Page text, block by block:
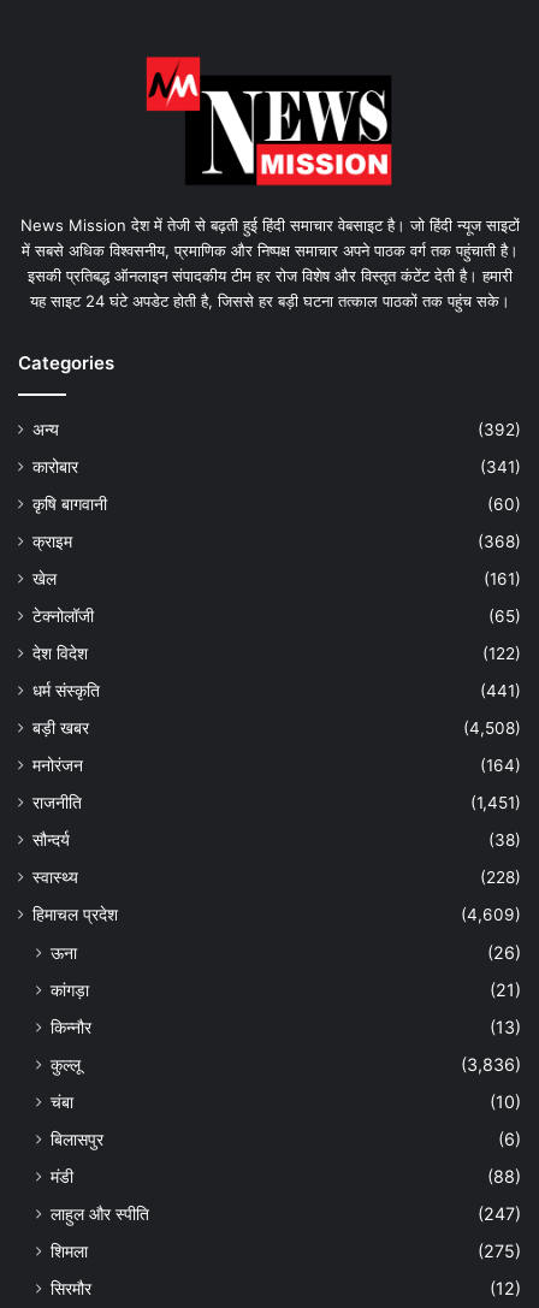
News Mission देश में तेजी से बढ़ती हुई हिंदी समाचार वेबसाइट है। जो हिंदी न्यूज साइटों
में सबसे अधिक विश्वसनीय, प्रमाणिक और निष्पक्ष समाचार अपने पाठक वर्ग तक पहुंचाती है।
इसकी प्रतिबद्ध ऑनलाइन संपादकीय टीम हर रोज विशेष और विस्तृत कंटेंट देती है। हमारी
यह साइट 24 घंटे अपडेट होती है, जिससे हर बड़ी घटना तत्काल पाठकों तक पहुंच सके।
Categories
अन्य
(392)
कारोबार
(341)
कृषि बागवानी
(60)
क्राइम
(368)
खेल
(161)
टेक्नोलॉजी
(65)
देश विदेश
(122)
धर्म संस्कृति
(441)
बड़ी खबर
(4,508)
मनोरंजन
(164)
राजनीति
(1,451)
सौन्दर्य
(38)
स्वास्थ्य
(228)
हिमाचल प्रदेश
(4,609)
ऊना
(26)
कांगड़ा
(21)
किन्नौर
(13)
कुल्लू
(3,836)
चंबा
(10)
बिलासपुर
(6)
मंडी
(88)
लाहुल और स्पीति
(247)
शिमला
(275)
सिरमौर
(12)